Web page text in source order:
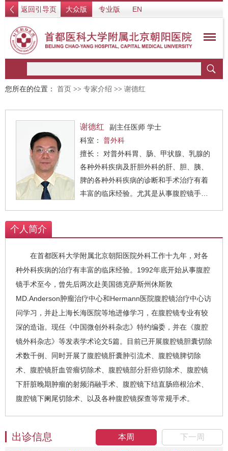
返回引导页 大众版 专业版 EN
您所在的位置： 首页 >> 专家介绍 >> 谢德红
谢德红
副主任医师 学士
科室： 普外科
擅长： 对普外科胃、肠、甲状腺、乳腺的
各种外科疾病及肝胆外科的肝、胆、胰、
脾的各种外科疾病的诊断和手术治疗有着
丰富的临床经验。尤其是从事腹腔镜手术
达到了开腹手术同样的治疗效果。目前已
开展了腹腔镜肝囊肿引流术、腹腔镜脾切
除术、腹腔镜肝血管瘤切除术、腹腔镜部
分肝癌切除术、腹腔镜下肝脏晚期肿瘤的
射频消融手术、腹腔镜下结直肠癌根治
术、腹腔镜下阑尾切除术，以及各种腹腔
镜探查等常规手术。
个人简介
在首都医科大学附属北京朝阳医院外科工作十九年，对各
种外科疾病的治疗有丰富的临床经验。1992年底开始从事腹腔
镜手术至今，曾先后两次赴美国德克萨斯州休斯敦
MD.Anderson肿瘤治疗中心和Hermann医院腹腔镜治疗中心访
问学习，并赴上海长海医院等地进修学习，在腹腔镜专业有较
深的造诣。现任《中国微创外科杂志》特约编委，并在《腹腔
镜外科杂志》等发表学术论文5篇。目前已开展腹腔镜胆囊切除
术数千例、同时开展了腹腔镜肝囊肿引流术、腹腔镜脾切除
术、腹腔镜肝血管瘤切除术、腹腔镜部分肝癌切除术、腹腔镜
下肝脏晚期肿瘤的射频消融手术、腹腔镜下结直肠癌根治术、
腹腔镜下阑尾切除术、以及各种腹腔镜探查等常规手术。
本周 下一周
出诊信息